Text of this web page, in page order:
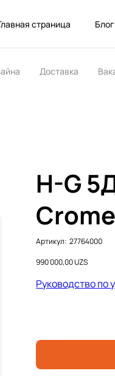
страница Блог
Доставка
H-G
Артикул: Артикул:
27764000
27764000
Цена
990 000,00 UZS
Руководство по